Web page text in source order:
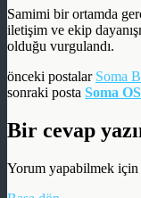
Samimi bir ortamda
iletişim ve ekip
olduğu vurgulandı.
önceki postalar Soma
sonraki posta Soma
Bir cevap
Yorum yapabilmek için